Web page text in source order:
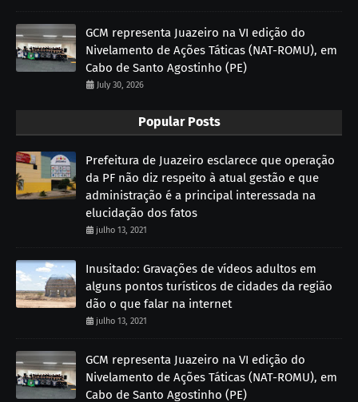
GCM representa Juazeiro na VI edição do
Nivelamento de Ações Táticas (NAT-ROMU), em
Cabo de Santo Agostinho (PE)
July 30, 2026
Popular Posts
Prefeitura de Juazeiro esclarece que operação
da PF não diz respeito à atual gestão e que
administração é a principal interessada na
elucidação dos fatos
julho 13, 2021
Inusitado: Gravações de vídeos adultos em
alguns pontos turísticos de cidades da região
dão o que falar na internet
julho 13, 2021
GCM representa Juazeiro na VI edição do
Nivelamento de Ações Táticas (NAT-ROMU), em
Cabo de Santo Agostinho (PE)